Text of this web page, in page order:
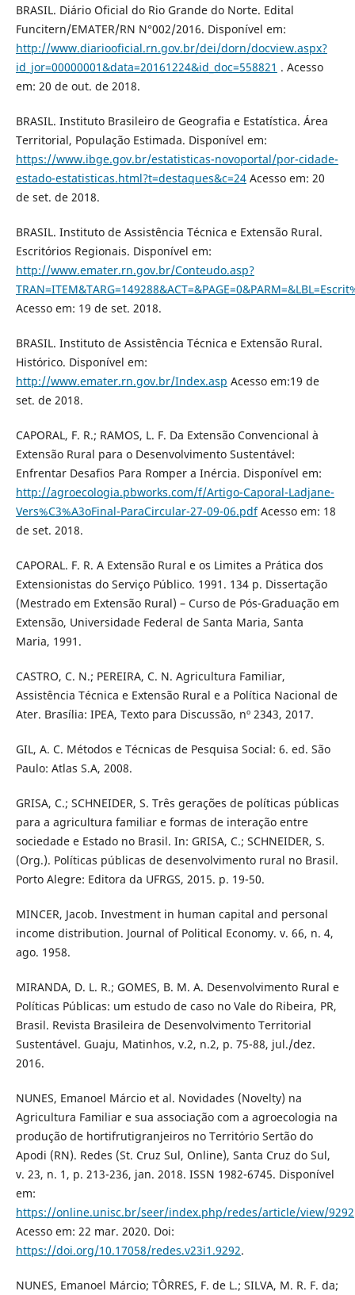
BRASIL. Diário Oficial do Rio Grande do Norte. Edital
Funcitern/EMATER/RN N°002/2016. Disponível em:
http://www.diariooficial.rn.gov.br/dei/dorn/docview.aspx?
id_jor=00000001&data=20161224&id_doc=558821 . Acesso
em: 20 de out. de 2018.
BRASIL. Instituto Brasileiro de Geografia e Estatística. Área
Territorial, População Estimada. Disponível em:
https://www.ibge.gov.br/estatisticas-novoportal/por-cidade-
estado-estatisticas.html?t=destaques&c=24Acesso em: 20
de set. de 2018.
BRASIL. Instituto de Assistência Técnica e Extensão Rural.
Escritórios Regionais. Disponível em:
http://www.emater.rn.gov.br/Conteudo.asp?
Acesso em: 19 de set. 2018.
BRASIL. Instituto de Assistência Técnica e Extensão Rural.
Histórico. Disponível em:
http://www.emater.rn.gov.br/Index.asp Acesso em:19 de
set. de 2018.
CAPORAL, F. R.; RAMOS, L. F. Da Extensão Convencional à
Extensão Rural para o Desenvolvimento Sustentável:
Enfrentar Desafios Para Romper a Inércia. Disponível em:
http://agroecologia.pbworks.com/f/Artigo-Caporal-Ladjane-
Vers%C3%A3oFinal-ParaCircular-27-09-06.pdfAcesso em: 18
de set. 2018.
CAPORAL. F. R. A Extensão Rural e os Limites a Prática dos
Extensionistas do Serviço Público. 1991. 134 p. Dissertação
(Mestrado em Extensão Rural) – Curso de Pós-Graduação em
Extensão, Universidade Federal de Santa Maria, Santa
Maria, 1991.
CASTRO, C. N.; PEREIRA, C. N. Agricultura Familiar,
Assistência Técnica e Extensão Rural e a Política Nacional de
Ater. Brasília: IPEA, Texto para Discussão, nº 2343, 2017.
GIL, A. C. Métodos e Técnicas de Pesquisa Social: 6. ed. São
Paulo: Atlas S.A, 2008.
GRISA, C.; SCHNEIDER, S. Três gerações de políticas públicas
para a agricultura familiar e formas de interação entre
sociedade e Estado no Brasil. In: GRISA, C.; SCHNEIDER, S.
(Org.). Políticas públicas de desenvolvimento rural no Brasil.
Porto Alegre: Editora da UFRGS, 2015. p. 19-50.
MINCER, Jacob. Investment in human capital and personal
income distribution. Journal of Political Economy. v. 66, n. 4,
ago. 1958.
MIRANDA, D. L. R.; GOMES, B. M. A. Desenvolvimento Rural e
Políticas Públicas: um estudo de caso no Vale do Ribeira, PR,
Brasil. Revista Brasileira de Desenvolvimento Territorial
Sustentável. Guaju, Matinhos, v.2, n.2, p. 75-88, jul./dez.
2016.
NUNES, Emanoel Márcio et al. Novidades (Novelty) na
Agricultura Familiar e sua associação com a agroecologia na
produção de hortifrutigranjeiros no Território Sertão do
Apodi (RN). Redes (St. Cruz Sul, Online), Santa Cruz do Sul,
v. 23, n. 1, p. 213-236, jan. 2018. ISSN 1982-6745. Disponível
em:
https://online.unisc.br/seer/index.php/redes/article/view/9292
Acesso em: 22 mar. 2020. Doi:
https://doi.org/10.17058/redes.v23i1.9292.
NUNES, Emanoel Márcio; TÔRRES, F. de L.; SILVA, M. R. F. da;